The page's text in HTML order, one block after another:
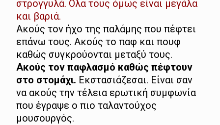
στρογγυλά. Ολα τους όμως είναι μεγάλα
και βαριά.
Ακούς τον ήχο της παλάμης που πέφτει
επάνω τους. Ακούς το παφ και πουφ
καθώς συγκρούονται μεταξύ τους.
Ακούς τον παφλασμό καθώς πέφτουν
στο στομάχι. Εκστασιάζεσαι. Είναι σαν
να ακούς την τέλεια ερωτική συμφωνία
που έγραψε ο πιο ταλαντούχος
μουσουργός.